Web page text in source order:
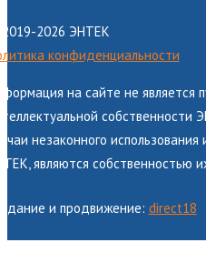
2026 ЭНТЕК
конфиденциальности
на сайте не является
собственности
незаконного
являются собственностью
и продвижение: direct18